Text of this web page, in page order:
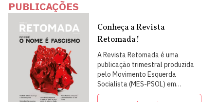
PUBLICAÇÕES
Conheça a Revista
Retomada!
A Revista Retomada é uma
publicação trimestral produzida
pelo Movimento Esquerda
Socialista (MES-PSOL) em
articulação com intelectuais,